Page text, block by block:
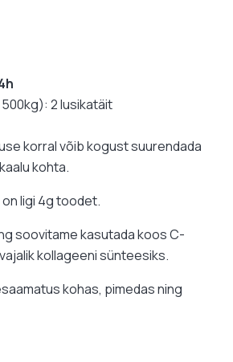
2 lusikatäit
korral võib kogust suurendada
kohta.
ligi 4g toodet.
soovitame kasutada koos C-
kollageeni sünteesiks.
kohas, pimedas ning